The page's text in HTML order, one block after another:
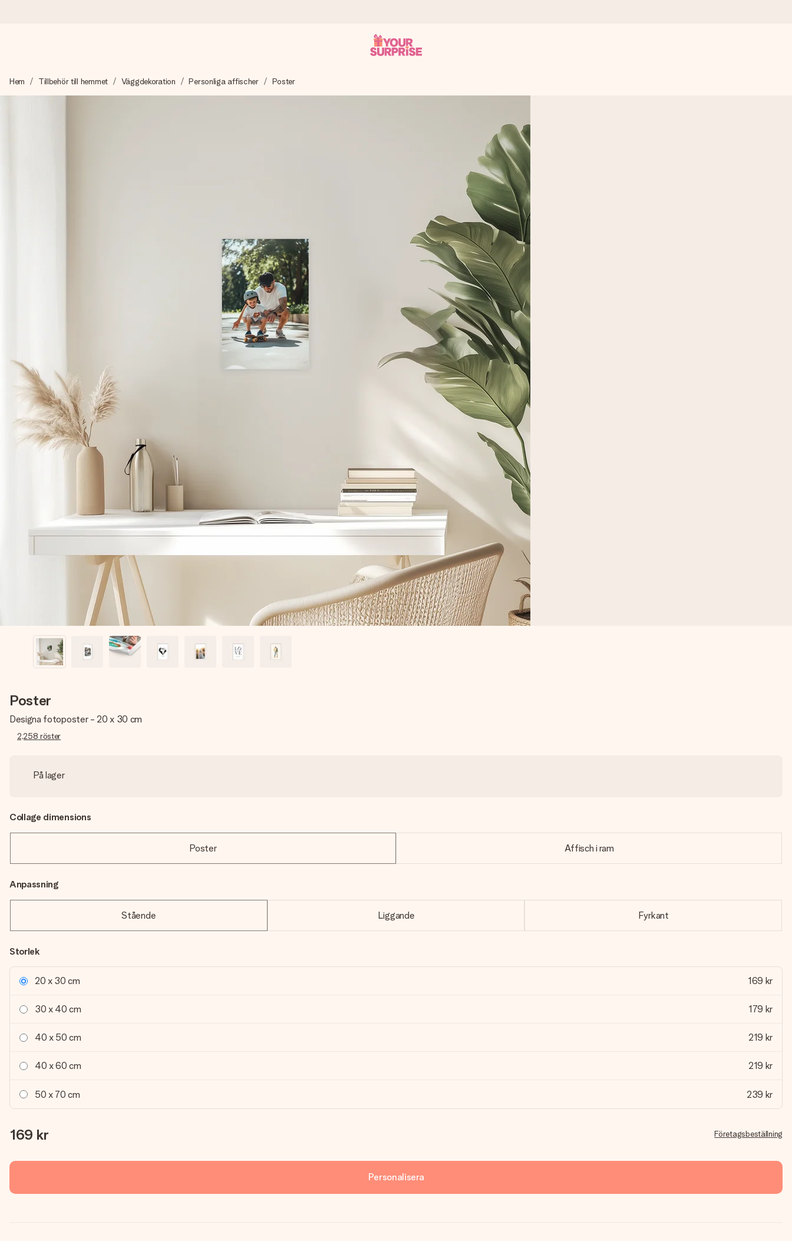
Vi skapar din gåva med omsorg och skickar den blixtsnabbt – så att du kan ge den i precis rätt tid, när det betyder som mest.
Skapa något unikt med bara några få steg – med hennes namn, ditt foto eller ett meddelande som verkligen berör hennes hjärta. Inget krångel, bara med all kärlek för
Hem Tillbehör till hemmet Väggdekoration Personliga affischer Poster
Poster
Designa fotoposter - 20 x 30 cm
2,258 röster
På lager
Collage dimensions
Poster Affisch i ram
Anpassning
Stående Liggande Fyrkant
Storlek
20 x 30 cm 169 kr
30 x 40 cm 179 kr
40 x 50 cm 219 kr
40 x 60 cm 219 kr
50 x 70 cm 239 kr
169 kr Företagsbeställning
Personalisera